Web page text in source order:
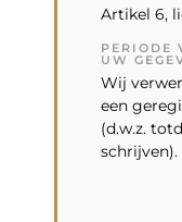
Artikel 6,
PERIODE
UW
Wij
een
(d.w.z.
schrijven).